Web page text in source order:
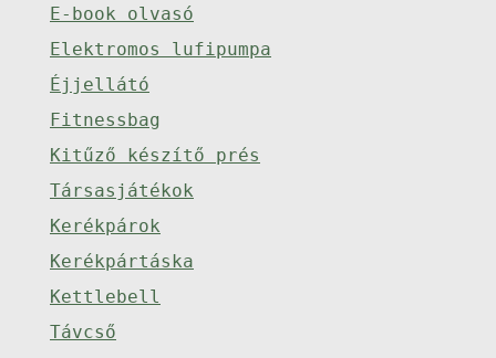
E-book olvasó
Elektromos lufipumpa
Éjjellátó
Fitnessbag
Kitűző készítő prés
Társasjátékok
Kerékpárok
Kerékpártáska
Kettlebell
Távcső